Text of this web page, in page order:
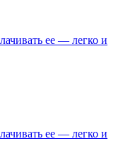
ее — легко и
ее — легко и